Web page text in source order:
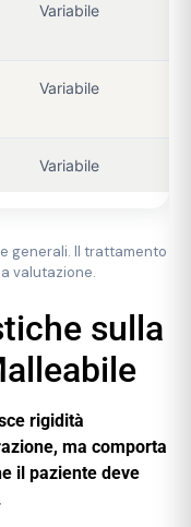
Variabile
Variabile
Variabile
generali. Il trattamento
valutazione.
sulla
rigidità
ma comporta
il paziente deve